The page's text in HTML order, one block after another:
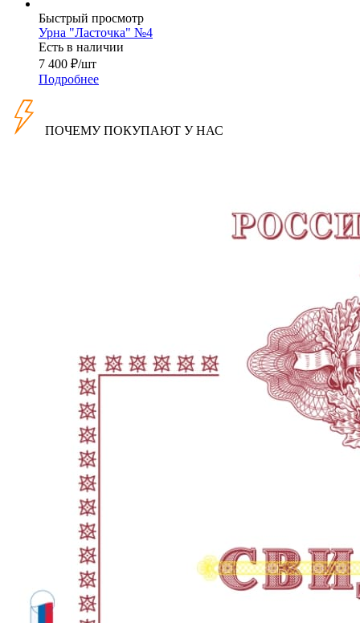
Быстрый просмотр
Урна "Ласточка" №4
Есть в наличии
7 400 ₽/шт
Подробнее
ПОЧЕМУ ПОКУПАЮТ У НАС